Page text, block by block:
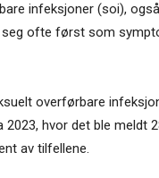
infeksjoner (soi),
seg ofte først som
overførbare
hvor det ble meldt
av tilfellene.